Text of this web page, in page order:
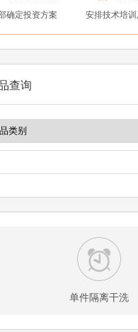
确定投资方案 安排技术培
查询
单件隔离干洗